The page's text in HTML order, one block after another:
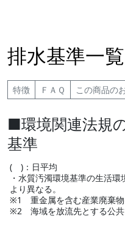
排水基準一覧
特徴 ＦＡＱ この商品の
■環境関連法規
基準
( )：日平均
・水質汚濁環境基準の生活
より異なる。
※1 重金属を含む産業廃棄物
※2 海域を放流先とする公共